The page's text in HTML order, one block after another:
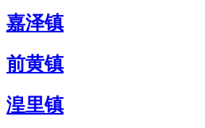
嘉泽镇
前黄镇
湟里镇